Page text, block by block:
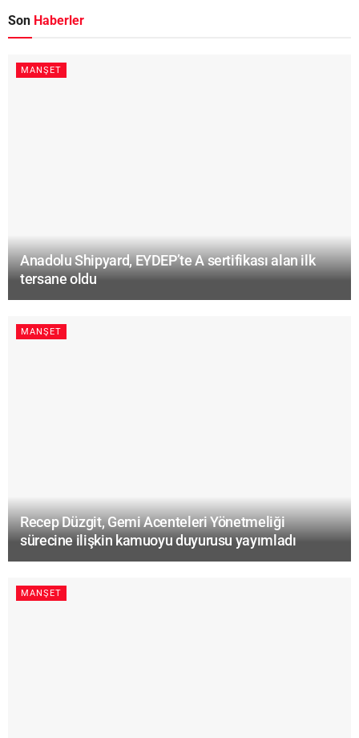
Son Haberler
MANŞET
Anadolu Shipyard, EYDEP’te A sertifikası alan ilk
tersane oldu
MANŞET
Recep Düzgit, Gemi Acenteleri Yönetmeliği
sürecine ilişkin kamuoyu duyurusu yayımladı
MANŞET